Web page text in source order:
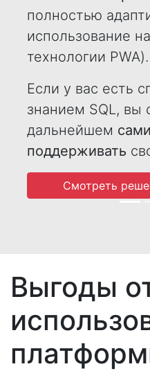
полностью
использование
технологии PWA).
Если у вас есть
знанием SQL, вы
дальнейшем
поддерживать
Смотреть
Выгоды